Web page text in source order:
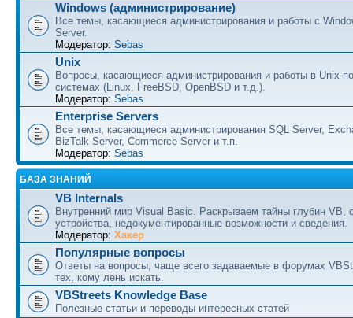
Windows (администрирование)
Все темы, касающиеся администрирования и работы с
Server.
Модератор: Sebas
Unix
Вопросы, касающиеся администрирования и работы в Unix-
системах (Linux, FreeBSD, OpenBSD и т.д.).
Модератор: Sebas
Enterprise Servers
Все темы, касающиеся администрирования SQL Server,
BizTalk Server, Commerce Server и т.п.
Модератор: Sebas
БАЗА ЗНАНИЙ
VB Internals
Внутренний мир Visual Basic. Раскрываем тайны глубин VB,
устройства, недокументированные возможности и сведения.
Модератор: Хакер
Популярные вопросы
Ответы на вопросы, чаще всего задаваемые в форумах
тех, кому лень искать.
VBStreets Knowledge Base
Полезные статьи и переводы интересных статей